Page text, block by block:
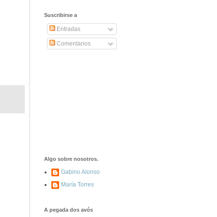
Suscribirse a
Entradas
Comentarios
Algo sobre nosotros.
Gabino Alonso
María Torres
A pegada dos avós